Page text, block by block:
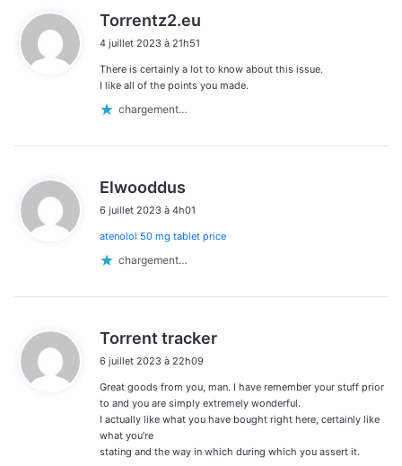
Torrentz2.eu
:
4 juillet 2023 à 21h51
There is certainly a lot to know about this issue.
I like all of the points you made.
chargement…
Elwooddus
t
6 juillet 2023 à 4h01
atenolol 50 mg tablet price
chargement…
Torrent tracker
:
6 juillet 2023 à 22h09
Great goods from you, man. I have remember your stuff prior
to and you are simply extremely wonderful.
I actually like what you have bought right here, certainly like
what you’re
stating and the way in which during which you assert it.